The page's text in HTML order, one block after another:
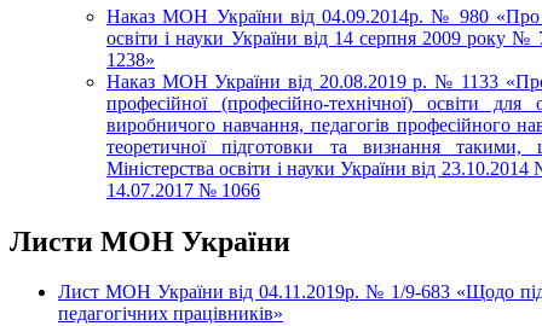
Наказ МОН України від 04.09.2014р. № 980 «Про
освіти і науки України від 14 серпня 2009 року
1238»
Наказ МОН України від 20.08.2019 р. № 1133 «Про
професійної (професійно-технічної) освіти для
виробничого навчання, педагогів професійного
теоретичної підготовки та визнання такими,
Міністерства освіти і науки України від
14.07.2017 № 1066
Листи МОН України
Лист МОН України від 04.11.2019р. № 1/9-683 «Щодо
педагогічних працівників»